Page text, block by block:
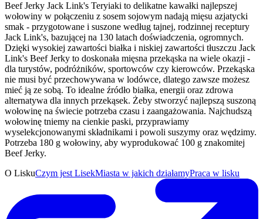
Beef Jerky Jack Link's Teryiaki to delikatne kawałki najlepszej
wołowiny w połączeniu z sosem sojowym nadają mięsu azjatycki
smak - przygotowane i suszone według tajnej, rodzinnej receptury
Jack Link's, bazującej na 130 latach doświadczenia, ogromnych.
Dzięki wysokiej zawartości białka i niskiej zawartości tłuszczu Jack
Link's Beef Jerky to doskonała mięsna przekąska na wiele okazji -
dla turystów, podróżników, sportowców czy kierowców. Przekąska
nie musi być przechowywana w lodówce, dlatego zawsze możesz
mieć ją ze sobą. To idealne źródło białka, energii oraz zdrowa
alternatywa dla innych przekąsek. Żeby stworzyć najlepszą suszoną
wołowinę na świecie potrzeba czasu i zaangażowania. Najchudszą
wołowinę tniemy na cienkie paski, przyprawiamy
wyselekcjonowanymi składnikami i powoli suszymy oraz wędzimy.
Potrzeba 180 g wołowiny, aby wyprodukować 100 g znakomitej
Beef Jerky.
O LiskuCzym jest LisekMiasta w jakich działamyPraca w lisku